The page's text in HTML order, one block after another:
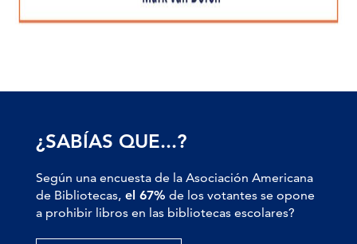
¿SABÍAS QUE...?
Según una encuesta de la Asociación Americana
de Bibliotecas, el 67% de los votantes se opone
a prohibir libros en las bibliotecas escolares?